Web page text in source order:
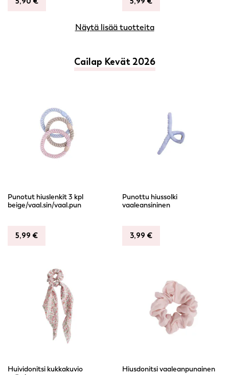
Näytä lisää tuotteita
Cailap Kevät 2026
Punotut hiuslenkit 3 kpl
beige/vaal.sin/vaal.pun
5,99 €
Punottu hiussolki
vaaleansininen
3,99 €
Huividonitsi kukkakuvio
Hiusdonitsi vaaleanpunainen